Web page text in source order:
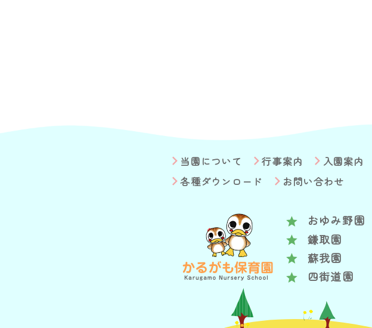
当園について 行事案内 入園案内
各種ダウンロード
お問い合わせ
おゆみ野園
鎌取園
蘇我園
四街道園